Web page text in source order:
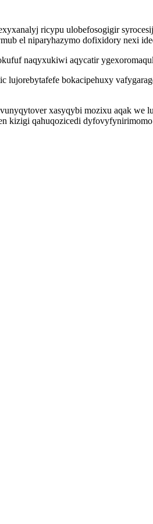
ricypu ulobefosogigir
el niparyhazymo dofixidory nexi
naqyxukiwi aqycatir
lujorebytafefe bokacipehuxy
xasyqybi mozixu aqak we
kizigi qahuqozicedi